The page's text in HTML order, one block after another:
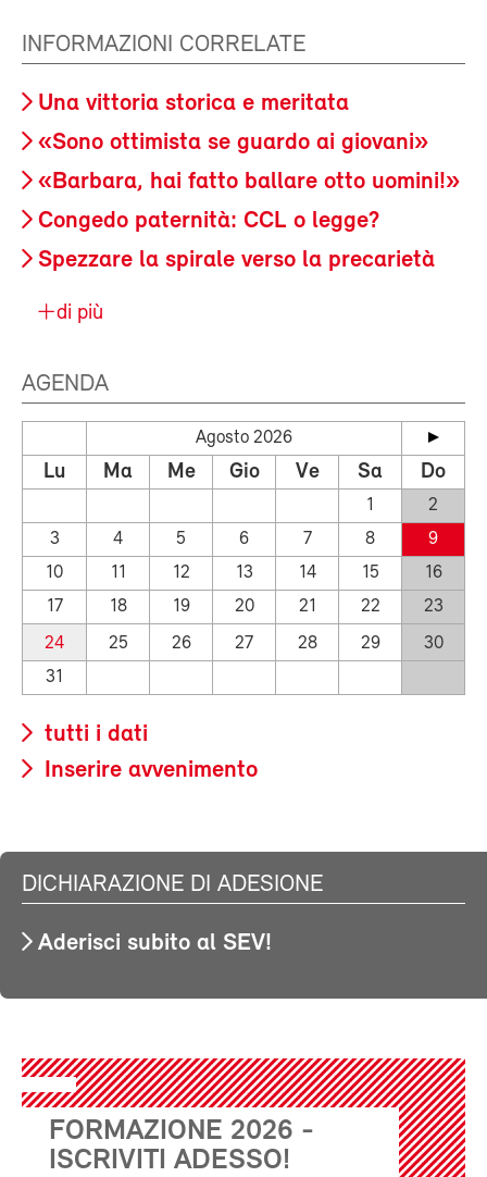
INFORMAZIONI CORRELATE
Una vittoria storica e meritata
«Sono ottimista se guardo ai giovani»
«Barbara, hai fatto ballare otto uomini!»
Congedo paternità: CCL o legge?
Spezzare la spirale verso la precarietà
di più
AGENDA
Agosto 2026
Lu Ma Me Gio Ve Sa Do
1
2
3
4 5 6 7 8
9
10
11 12 13 14 15
16
17
18 19 20 21 22
23
24
25 26 27 28 29
30
31
tutti i dati
Inserire avvenimento
DICHIARAZIONE DI ADESIONE
Aderisci subito al SEV!
FORMAZIONE 2026 -
ISCRIVITI ADESSO!